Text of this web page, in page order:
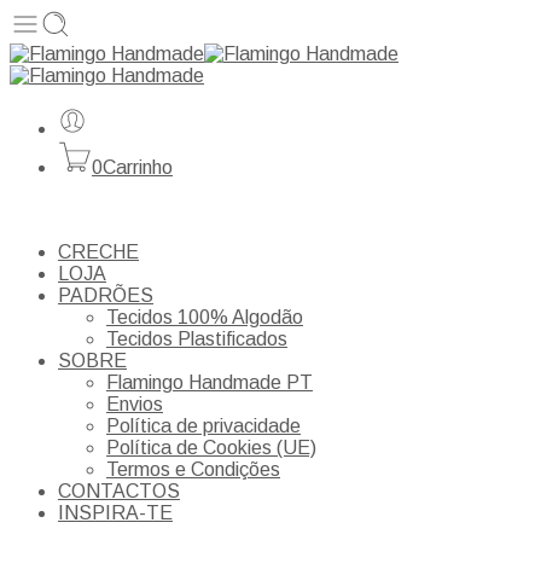
0Carrinho
CRECHE
LOJA
PADRÕES
Tecidos 100% Algodão
Tecidos Plastificados
SOBRE
Flamingo Handmade PT
Envios
Política de privacidade
Política de Cookies (UE)
Termos e Condições
CONTACTOS
INSPIRA-TE